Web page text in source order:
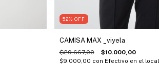
52% OFF
CAMISA MAX _viyela
$20.667,00 $10.000,00
$9.000,00 con Efectivo en el local